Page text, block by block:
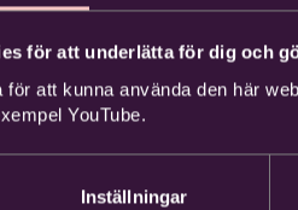
för att underlätta för dig och
för att kunna använda den här
YouTube.
Inställningar